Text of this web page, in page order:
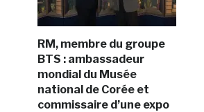
RM, membre du groupe
BTS : ambassadeur
mondial du Musée
national de Corée et
commissaire d’une expo